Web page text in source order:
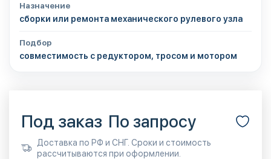
Назначение
сборки или ремонта механического рулевого узла
Подбор
совместимость с редуктором, тросом и мотором
Под заказ По запросу
Доставка по РФ и СНГ. Сроки и стоимость
рассчитываются при оформлении.